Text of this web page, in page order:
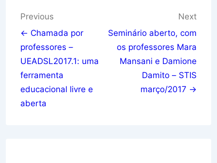
Navegação
de
Post
Previous
← Chamada por
professores –
UEADSL2017.1: uma
ferramenta
educacional livre e
aberta
Next
Seminário aberto, com
os professores Mara
Mansani e Damione
Damito – STIS
março/2017 →